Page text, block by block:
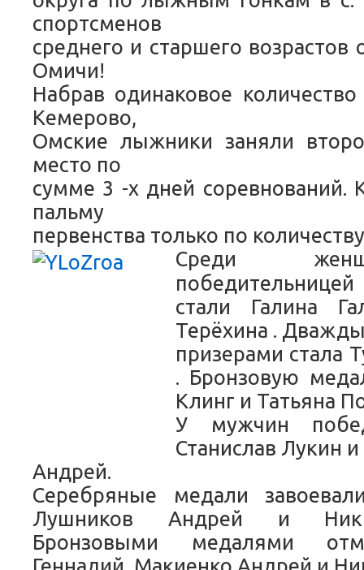
спортсменов
среднего и старшего возрастов
Омичи!
Набрав одинаковое
Кемерово,
Омские лыжники заняли
место по
сумме 3 -х дней соревнований.
пальму
первенства только по
Среди
стали Галина
Терёхина .
призерами стала
. Бронзовую
Клинг и Татьяна
У мужчин
Станислав Лукин
Андрей.
Серебряные медали
Лушников Андрей и
Бронзовыми медалями